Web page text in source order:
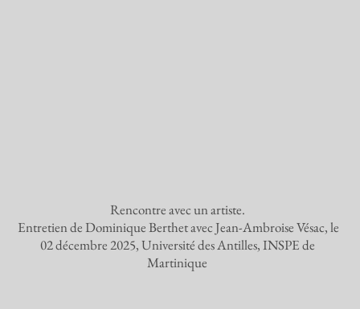
Rencontre avec un artiste.
Entretien de Dominique Berthet avec Jean-Ambroise Vésac, le
02 décembre 2025, Université des Antilles, INSPE de
Martinique